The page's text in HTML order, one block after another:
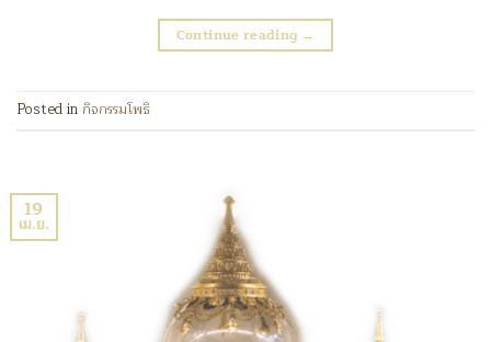
Continue reading →
Posted in กิจกรรมโพธิ
19
เม.ย.